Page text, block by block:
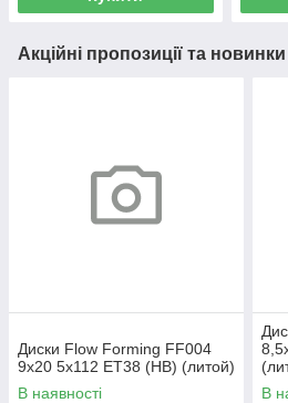
Акційні пропозиції та новинки
Диски Flow Forming FF004
9x20 5x112 ET38 (HB) (литой)
В наявності
В